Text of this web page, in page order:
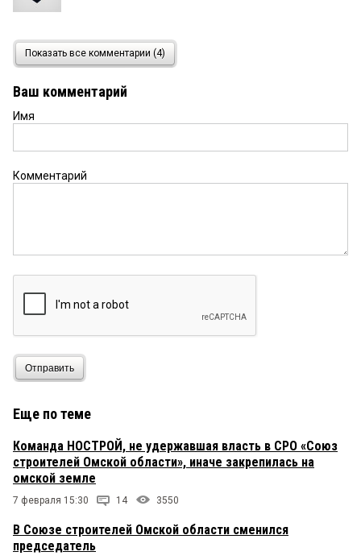
Гость 5 июля 2024 в 15:48:
Надоели уже ….С одной стороны Васильев/
Мосенкис, с друго — Коротков/Яковлев. А цель
одна — компенсационный фонд и беспроцентные
Показать все комментарии (4)
Ваш комментарий
Имя
Комментарий
Отправить
Еще по теме
Команда НОСТРОЙ, не удержавшая власть в СРО «Союз
строителей Омской области», иначе закрепилась на
омской земле
7 февраля 15:30 14 3550
В Союзе строителей Омской области сменился
председатель